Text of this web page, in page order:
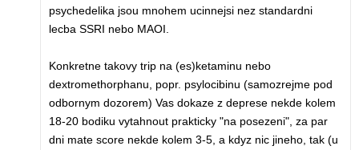
psychedelika jsou mnohem ucinnejsi nez standardni
lecba SSRI nebo MAOI.
Konkretne takovy trip na (es)ketaminu nebo
dextromethorphanu, popr. psylocibinu (samozrejme pod
odbornym dozorem) Vas dokaze z deprese nekde kolem
18-20 bodiku vytahnout prakticky "na posezeni", za par
dni mate score nekde kolem 3-5, a kdyz nic jineho, tak (u